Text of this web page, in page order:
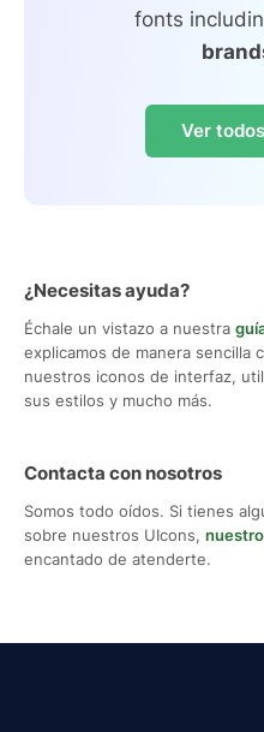
fonts
Ver
¿Necesitas ayuda?
Échale un vistazo a nuestra
explicamos de manera sencilla
nuestros iconos de interfaz,
sus estilos y mucho más.
Contacta con nosotros
Somos todo oídos. Si tienes
sobre nuestros UIcons,
encantado de atenderte.